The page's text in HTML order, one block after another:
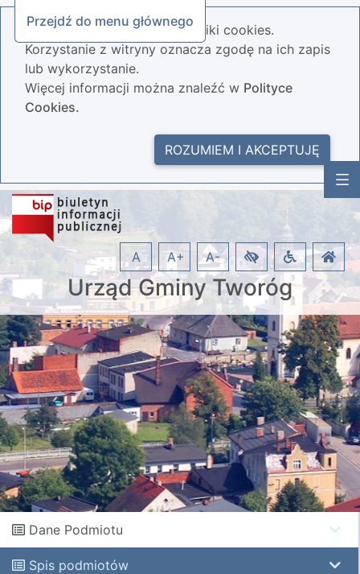
Przejdź do menu głównego
Nasza strona wykorzystuje pliki cookies.
Korzystanie z witryny oznacza zgodę na ich zapis
lub wykorzystanie.
Więcej informacji można znaleźć w Polityce
Cookies.
ROZUMIEM I AKCEPTUJĘ
Urząd Gminy Tworóg
A A+ A-
Dane Podmiotu
Spis podmiotów